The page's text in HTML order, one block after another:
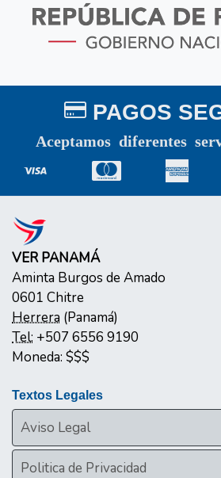
PAGOS
Aceptamos diferentes
VER PANAMÁ
Aminta Burgos de Amado
0601 Chitre
Herrera (Panamá)
Tel: +507 6556 9190
Moneda: $$$
Textos Legales
Aviso Legal
Politica de Privacidad